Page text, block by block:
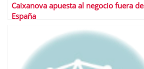
Caixanova apuesta al negocio fuera de
España